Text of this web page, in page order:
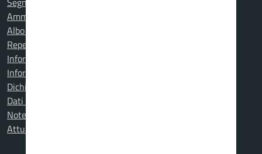
Amministrazione trasparente
Albo online
Repertorio d'Emergenza
Informativa privacy
Informativa cookies
Dichiarazione di accessibilità
Dati DPO
Note legali
Attuazione misure PNRR